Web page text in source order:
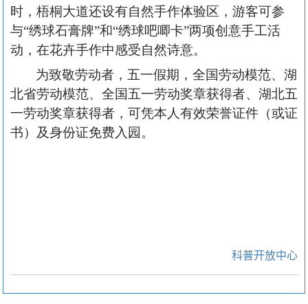
时，梧桐大道还设有自然手作体验区，游客可参
与“绣球石膏牌”和“绣球吧唧卡”两项创意手工活
动，在花卉手作中感受自然诗意。
为致敬劳动者，五一假期，全国劳动模范、湖
北省劳动模范、全国五一劳动奖章获得者、湖北五
一劳动奖章获得者，可凭本人有效荣誉证件（或证
书）及身份证免费入园。
科普开放中心